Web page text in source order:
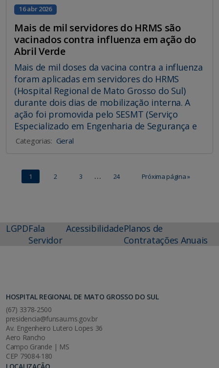
16 abr 2026
Mais de mil servidores do HRMS são
vacinados contra influenza em ação do
Abril Verde
Mais de mil doses da vacina contra a influenza
foram aplicadas em servidores do HRMS
(Hospital Regional de Mato Grosso do Sul)
durante dois dias de mobilização interna. A
ação foi promovida pelo SESMT (Serviço
Especializado em Engenharia de Segurança e
Categorias: Geral
1 2 3 … 24 Próxima página »
LGPDFala
Servidor
AcessibilidadePlanos de
Contratações Anuais
HOSPITAL REGIONAL DE MATO GROSSO DO SUL
(67) 3378-2500
presidencia@funsau.ms.gov.br
Av. Engenheiro Lutero Lopes 36
Aero Rancho
Campo Grande | MS
CEP 79084-180